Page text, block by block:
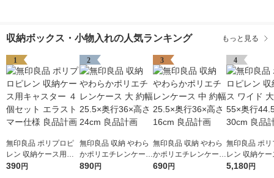
収納ボックス・小物入れの人気ランキング もっと見る
1
無印良品 ポリプロピ
レン 収納ケース用キ
ャスター ４個セット
390円
2
無印良品 収納 やわら
かポリエチレンケース
大 約幅25.5×奥行36×
890円
3
無印良品 収納 やわら
かポリエチレンケース
中 約幅25.5×奥行36×
690円
4
無印良品 ポリ
レン 収納ケ
ド 大 約幅55×奥行44.
5,180円